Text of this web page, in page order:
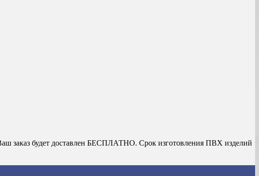
заказ будет доставлен БЕСПЛАТНО. Срок изготовления ПВХ изделий